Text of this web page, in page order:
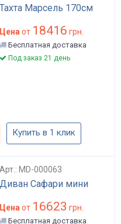
Тахта Марсель 170см
Цена от 18416 грн.
Бесплатная доставка
Под заказ 21 день
Купить в 1 клик
Арт.: MD-000063
Диван Сафари мини
Цена от 16623 грн.
Бесплатная доставка